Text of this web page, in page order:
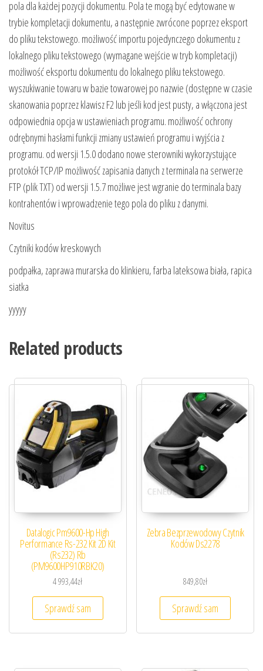
pola dla każdej pozycji dokumentu. Pola te mogą być edytowane w
trybie kompletacji dokumentu, a następnie zwrócone poprzez eksport
do pliku tekstowego. możliwość importu pojedynczego dokumentu z
lokalnego pliku tekstowego (wymagane wejście w tryb kompletacji)
możliwość eksportu dokumentu do lokalnego pliku tekstowego.
wyszukiwanie towaru w bazie towarowej po nazwie (dostępne w czasie
skanowania poprzez klawisz F2 lub jeśli kod jest pusty, a włączona jest
odpowiednia opcja w ustawieniach programu. możliwość ochrony
odrębnymi hasłami funkcji zmiany ustawień programu i wyjścia z
programu. od wersji 1.5.0 dodano nowe sterowniki wykorzystujące
protokół TCP/IP możliwość zapisania danych z terminala na serwerze
FTP (plik TXT) od wersji 1.5.7 możliwe jest wgranie do terminala bazy
kontrahentów i wprowadzenie tego pola do pliku z danymi.
Novitus
Czytniki kodów kreskowych
podpałka, zaprawa murarska do klinkieru, farba lateksowa biała, rapica
siatka
yyyyy
Related products
Datalogic Pm9600-Hp High
Performance Rs-232 Kit 2D Kit
(Rs232) Rb
(PM9600HP910RBK20)
4 993,44zł
Sprawdź sam
Zebra Bezprzewodowy Czytnik
Kodów Ds2278
849,80zł
Sprawdź sam